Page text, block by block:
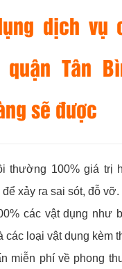
dịch vụ
Tân
sẽ được
thường 100% giá trị
xảy ra sai sót, đỗ vỡ.
các vật dụng như
các loại vật dụng kèm
miễn phí về phong